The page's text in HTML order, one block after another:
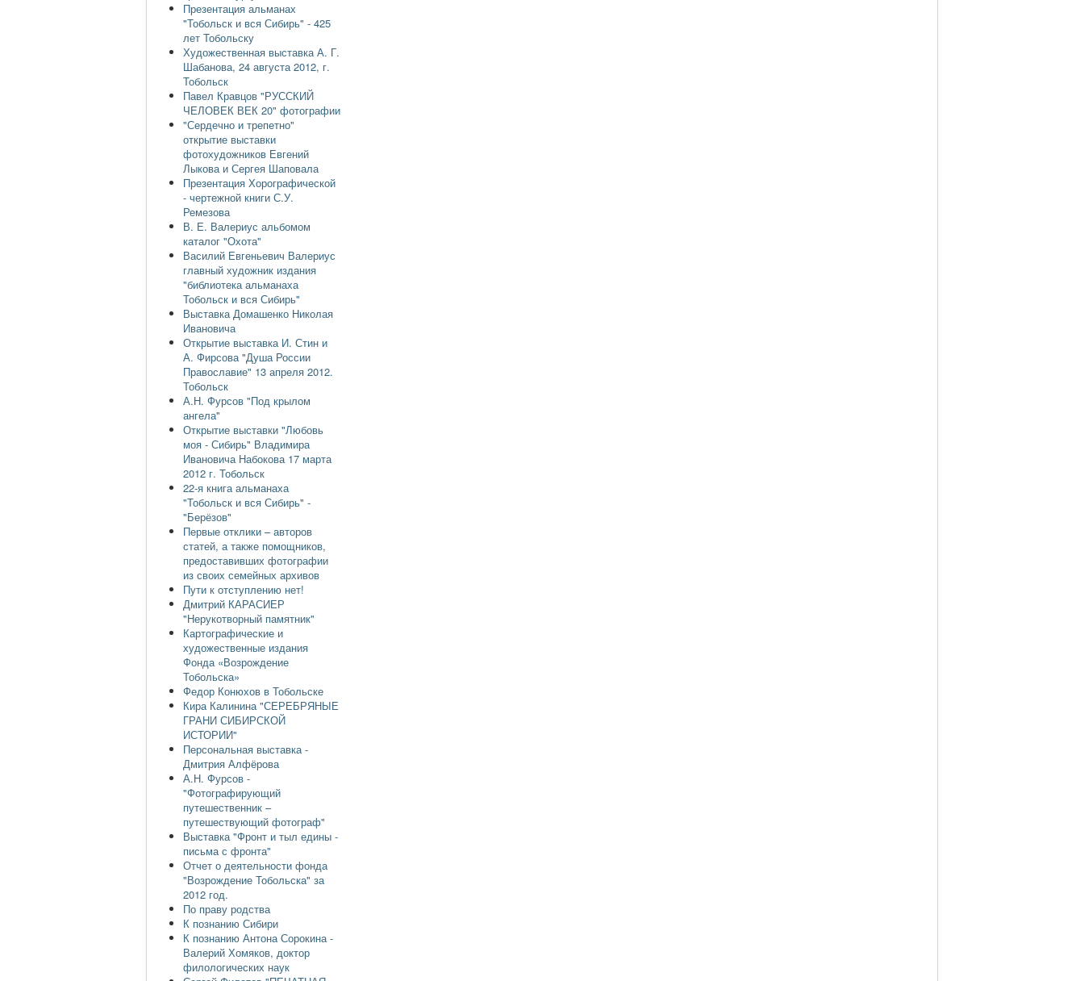
Презентация альманах
"Тобольск и вся Сибирь" - 425
лет Тобольску
Художественная выставка А. Г.
Шабанова, 24 августа 2012, г.
Тобольск
Павел Кравцов "РУССКИЙ
ЧЕЛОВЕК ВЕК 20" фотографии
"Сердечно и трепетно"
открытие выставки
фотохудожников Евгений
Лыкова и Сергея Шаповала
Презентация Хорографической
- чертежной книги С.У.
Ремезова
В. Е. Валериус альбомом
каталог "Охота"
Василий Евгеньевич Валериус
главный художник издания
"библиотека альманаха
Тобольск и вся Сибирь"
Выставка Домашенко Николая
Ивановича
Открытие выставка И. Стин и
А. Фирсова "Душа России
Православие" 13 апреля 2012.
Тобольск
А.Н. Фурсов "Под крылом
ангела"
Открытие выставки "Любовь
моя - Сибирь" Владимира
Ивановича Набокова 17 марта
2012 г. Тобольск
22-я книга альманаха
"Тобольск и вся Сибирь" -
"Берёзов"
Первые отклики – авторов
статей, а также помощников,
предоставивших фотографии
из своих семейных архивов
Пути к отступлению нет!
Дмитрий КАРАСИЕР
"Нерукотворный памятник"
Картографические и
художественные издания
Фонда «Возрождение
Тобольска»
Федор Конюхов в Тобольске
Кира Калинина "СЕРЕБРЯНЫЕ
ГРАНИ СИБИРСКОЙ
ИСТОРИИ"
Персональная выставка -
Дмитрия Алфёрова
А.Н. Фурсов -
"Фотографирующий
путешественник –
путешествующий фотограф"
Выставка "Фронт и тыл едины -
письма с фронта"
Отчет о деятельности фонда
"Возрождение Тобольска" за
2012 год.
По праву родства
К познанию Сибири
К познанию Антона Сорокина -
Валерий Хомяков, доктор
филологических наук